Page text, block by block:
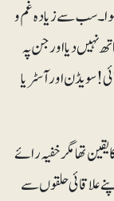
سے زیادہ غم و
نہیں دیا اور جن پہ
سویڈن اور آسٹریا
یقین تھا مگر خفیہ رائے
علاقائی حلقوں سے